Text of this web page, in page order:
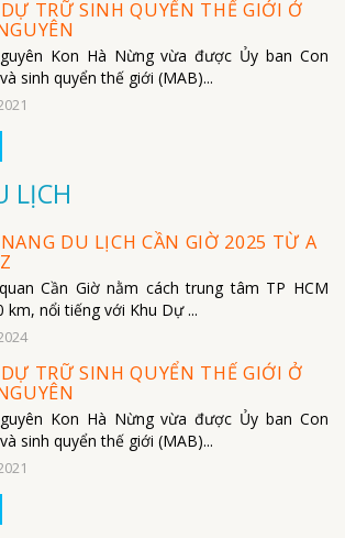
TRỮ SINH QUYỂN THẾ GIỚI Ở
Kon Hà Nừng vừa được Ủy ban Con
sinh quyển thế giới (MAB)...
LỊCH
DU LỊCH CẦN GIỜ 2025 TỪ A
Cần Giờ nằm cách trung tâm TP HCM
km, nổi tiếng với Khu Dự ...
TRỮ SINH QUYỂN THẾ GIỚI Ở
Kon Hà Nừng vừa được Ủy ban Con
sinh quyển thế giới (MAB)...